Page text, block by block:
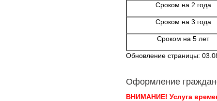
Сроком на 2 года
Сроком на 3 года
Сроком на 5 лет
Обновление страницы:
Оформление
ВНИМАНИЕ! Услуга